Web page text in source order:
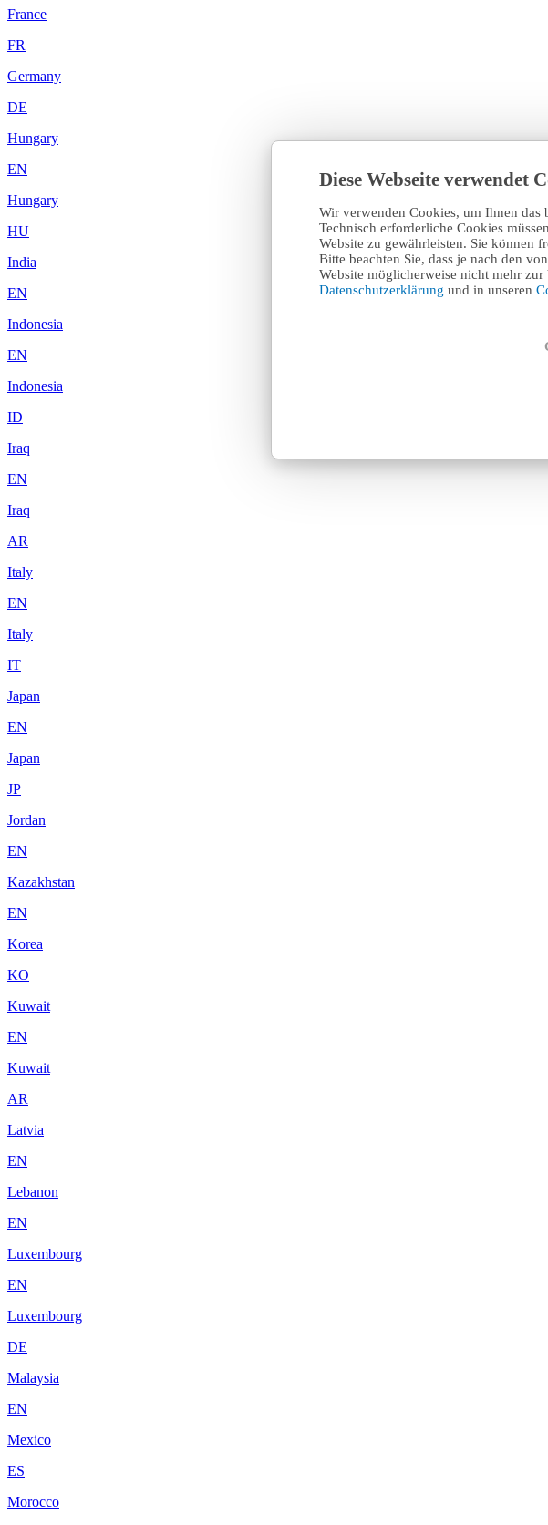
Diese Webseite verwendet
Wir verwenden Cookies, um Ihnen das
Technisch erforderliche Cookies
Website zu gewährleisten. Sie können
Bitte beachten Sie, dass je nach den
Website möglicherweise nicht mehr
Datenschutzerklärung und in unseren
France
FR
Germany
DE
Hungary
EN
Hungary
HU
India
EN
Indonesia
EN
Indonesia
ID
Iraq
EN
Iraq
AR
Italy
EN
Italy
IT
Japan
EN
Japan
JP
Jordan
EN
Kazakhstan
EN
Korea
KO
Kuwait
EN
Kuwait
AR
Latvia
EN
Lebanon
EN
Luxembourg
EN
Luxembourg
DE
Malaysia
EN
Mexico
ES
Morocco